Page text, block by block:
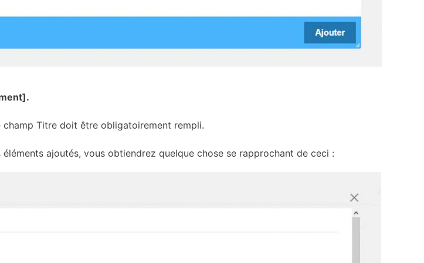
Titre doit être obligatoirement rempli.
ajoutés, vous obtiendrez quelque chose se rapprochant de ceci :